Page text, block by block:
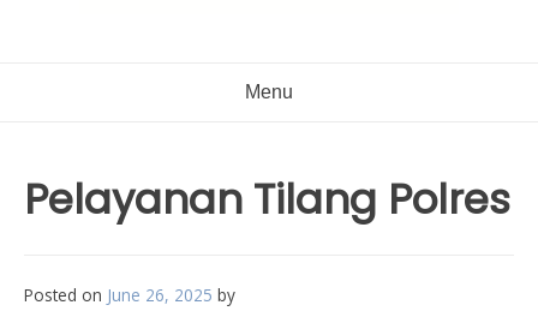
Menu
Pelayanan Tilang Polres
Posted on June 26, 2025 by